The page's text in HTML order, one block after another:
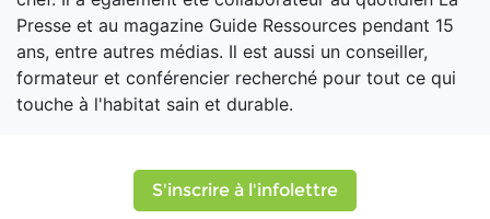
Presse et au magazine Guide Ressources pendant 15
ans, entre autres médias. Il est aussi un conseiller,
formateur et conférencier recherché pour tout ce qui
touche à l'habitat sain et durable.
S'inscrire à l'infolettre